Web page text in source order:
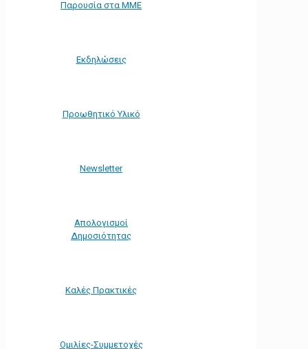
Παρουσία στα ΜΜΕ
Εκδηλώσεις
Προωθητικό Υλικό
Νewsletter
Απολογισμοί
Δημοσιότητας
Καλές Πρακτικές
Ομιλίες-Συμμετοχές